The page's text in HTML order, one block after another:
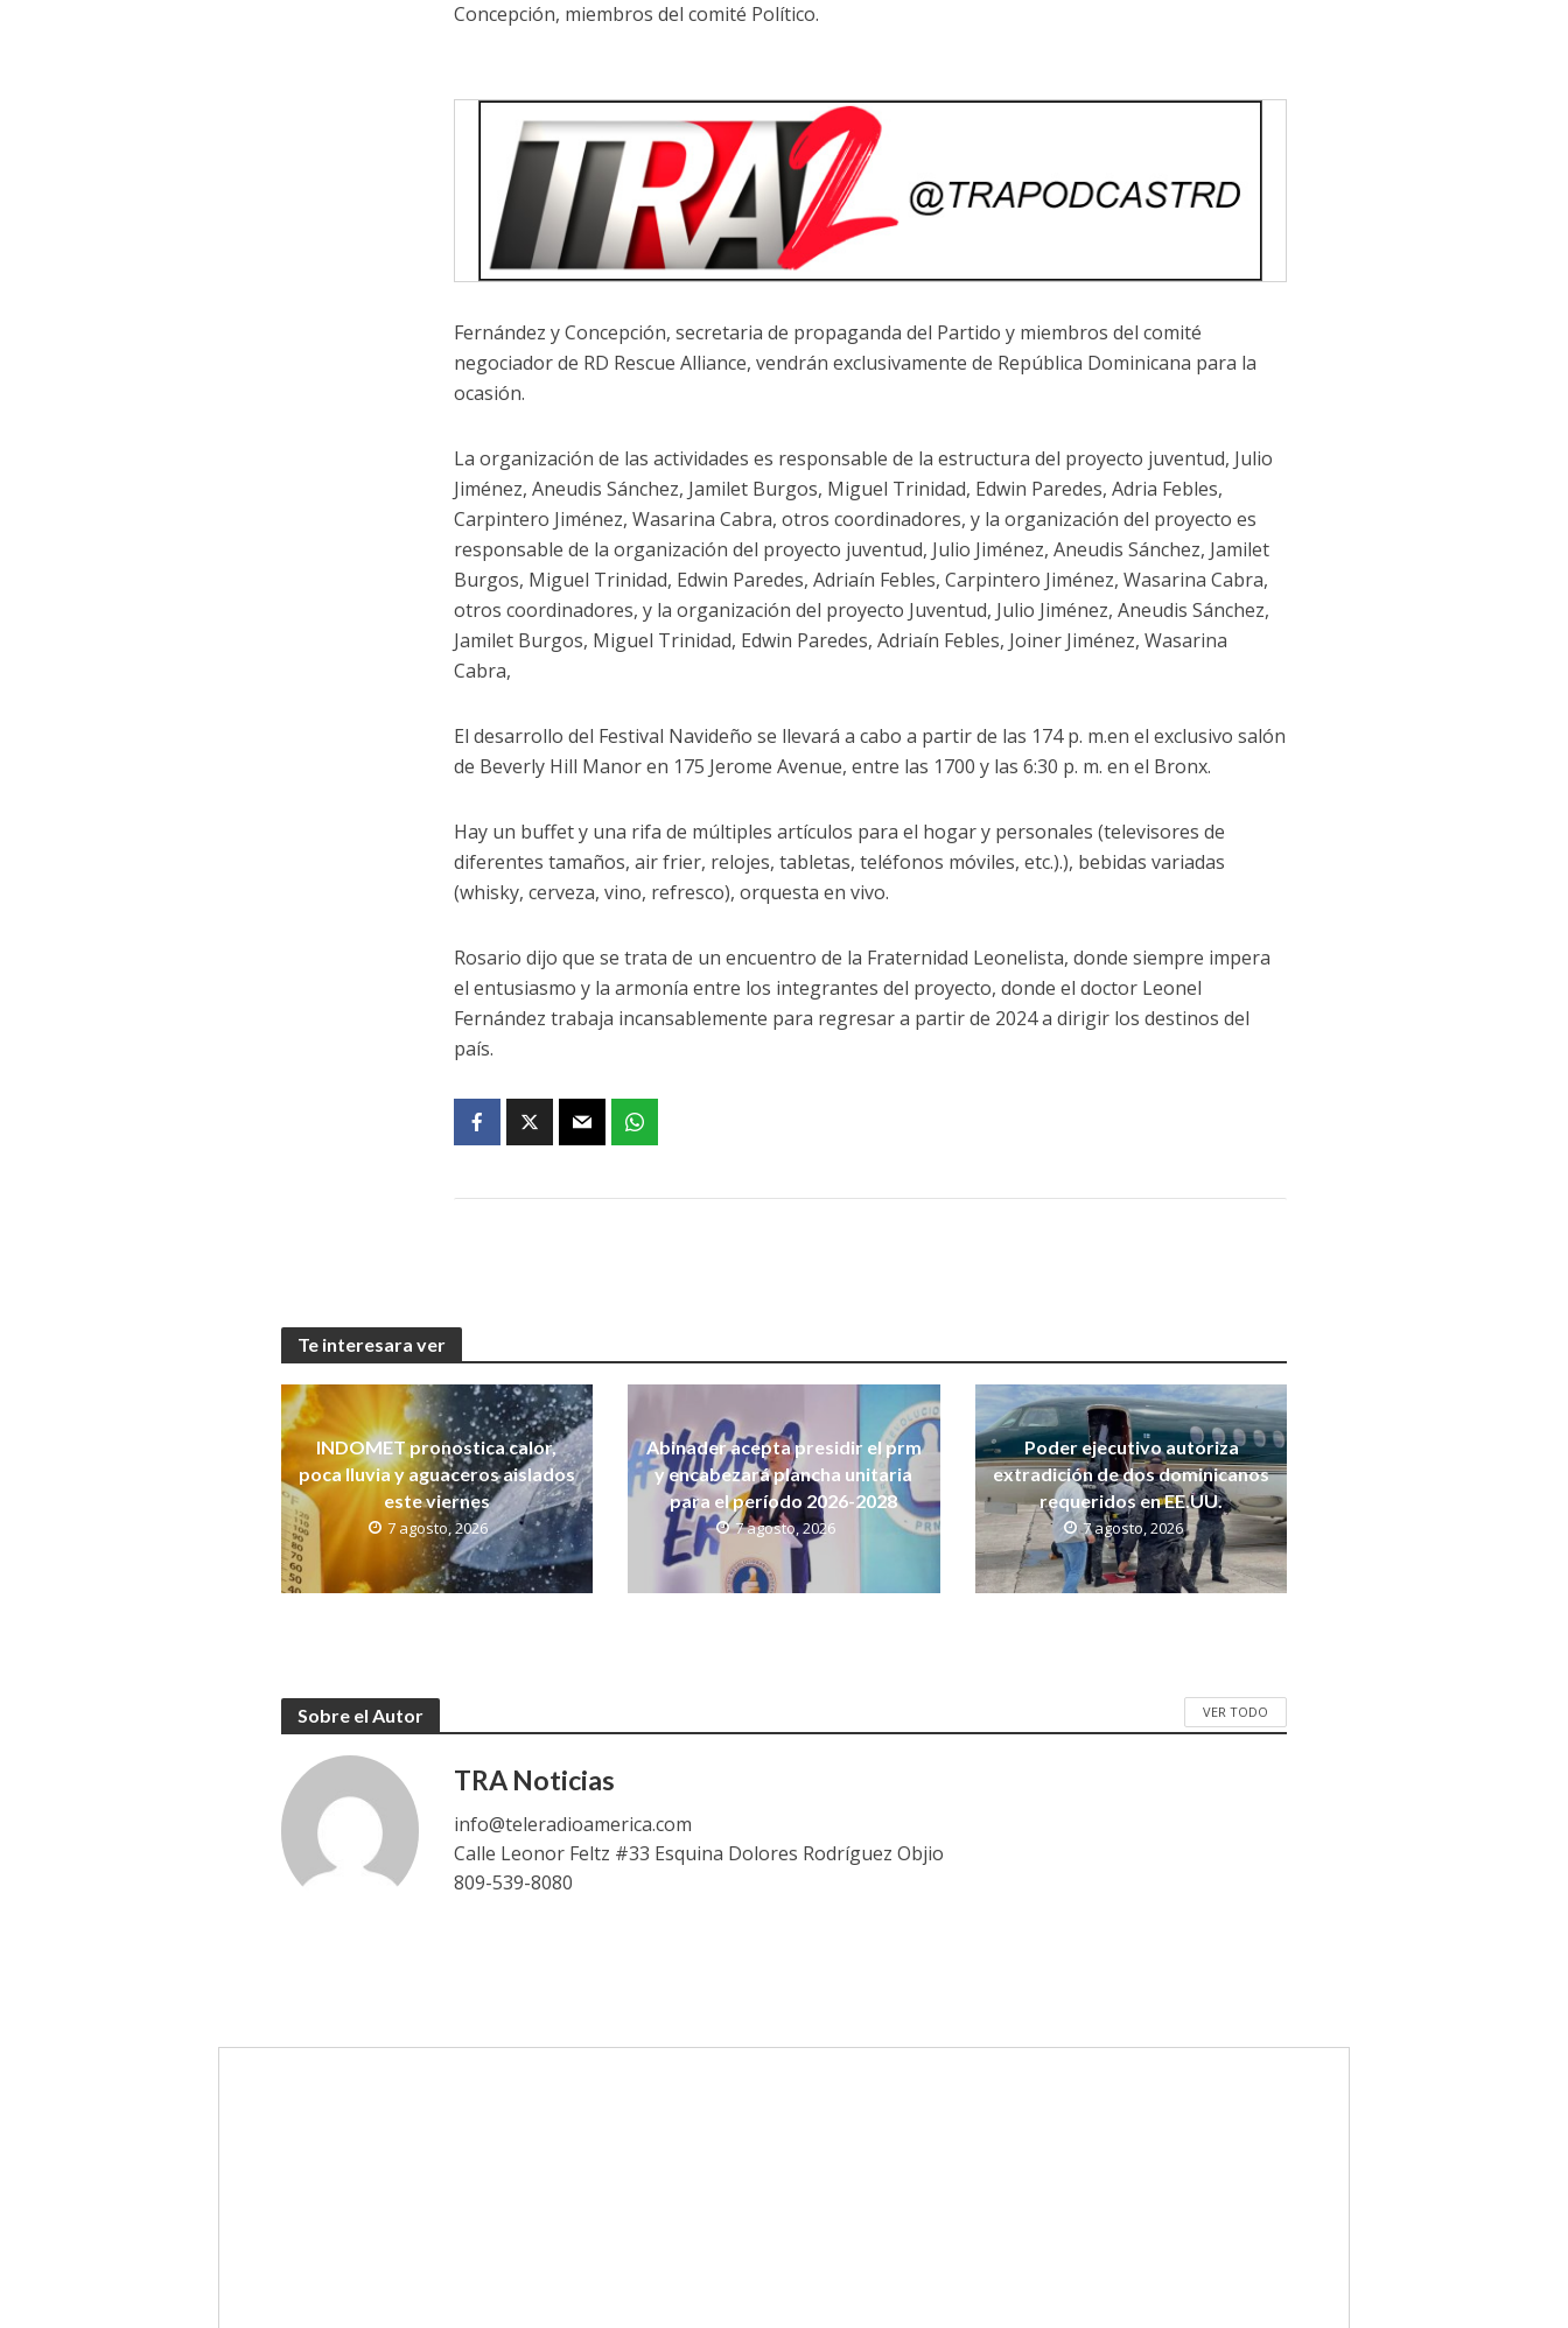
Concepción, miembros del comité Político.
Fernández y Concepción, secretaria de propaganda del Partido y miembros del comité
negociador de RD Rescue Alliance, vendrán exclusivamente de República Dominicana para la
ocasión.
La organización de las actividades es responsable de la estructura del proyecto juventud, Julio
Jiménez, Aneudis Sánchez, Jamilet Burgos, Miguel Trinidad, Edwin Paredes, Adria Febles,
Carpintero Jiménez, Wasarina Cabra, otros coordinadores, y la organización del proyecto es
responsable de la organización del proyecto juventud, Julio Jiménez, Aneudis Sánchez, Jamilet
Burgos, Miguel Trinidad, Edwin Paredes, Adriaín Febles, Carpintero Jiménez, Wasarina Cabra,
otros coordinadores, y la organización del proyecto Juventud, Julio Jiménez, Aneudis Sánchez,
Jamilet Burgos, Miguel Trinidad, Edwin Paredes, Adriaín Febles, Joiner Jiménez, Wasarina
Cabra,
El desarrollo del Festival Navideño se llevará a cabo a partir de las 174 p. m.en el exclusivo salón
de Beverly Hill Manor en 175 Jerome Avenue, entre las 1700 y las 6:30 p. m. en el Bronx.
Hay un buffet y una rifa de múltiples artículos para el hogar y personales (televisores de
diferentes tamaños, air frier, relojes, tabletas, teléfonos móviles, etc.).), bebidas variadas
(whisky, cerveza, vino, refresco), orquesta en vivo.
Rosario dijo que se trata de un encuentro de la Fraternidad Leonelista, donde siempre impera
el entusiasmo y la armonía entre los integrantes del proyecto, donde el doctor Leonel
Fernández trabaja incansablemente para regresar a partir de 2024 a dirigir los destinos del
país.
Te interesara ver
INDOMET pronostica calor,
poca lluvia y aguaceros aislados
este viernes
7 agosto, 2026
Abinader acepta presidir el prm
y encabezará plancha unitaria
para el período 2026-2028
7 agosto, 2026
Poder ejecutivo autoriza
extradición de dos dominicanos
requeridos en EE.UU.
7 agosto, 2026
Sobre el Autor VER TODO
TRA Noticias
info@teleradioamerica.com
Calle Leonor Feltz #33 Esquina Dolores Rodríguez Objio
809-539-8080